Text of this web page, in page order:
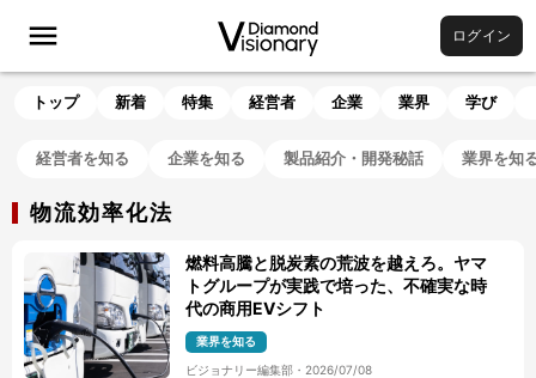
ログイン
トップ 新着 特集 経営者 企業 業界 学び
経営者を知る 企業を知る 製品紹介・開発秘話 業界を知
物流効率化法
燃料高騰と脱炭素の荒波を越えろ。ヤマ
トグループが実践で培った、不確実な時
代の商用EVシフト
業界を知る
ビジョナリー編集部・ 2026/07/08